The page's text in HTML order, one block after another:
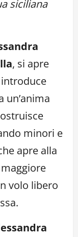
siciliana
, si apre
un’anima
minori e
apre alla
volo libero